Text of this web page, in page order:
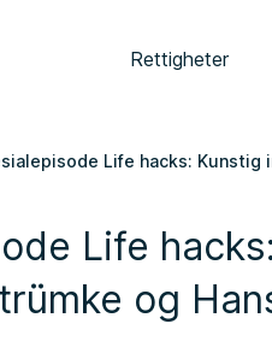
Rettigheter
Life hacks: Kunstig
Life
og